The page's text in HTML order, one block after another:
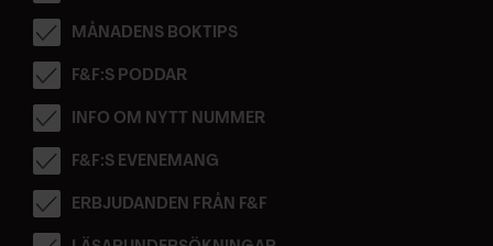
MÅNADENS BOKTIPS
F&F:S PODDAR
INFO OM NYTT NUMMER
F&F:S EVENEMANG
ERBJUDANDEN FRÅN F&F